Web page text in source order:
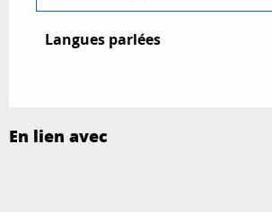
Langues parlées
Langues parlées
En lien avec